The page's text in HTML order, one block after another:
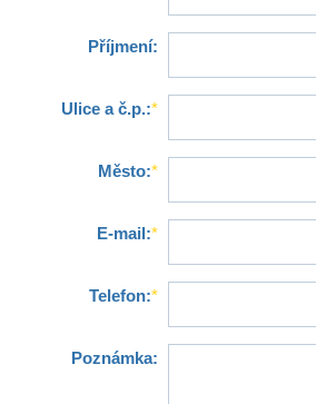
Příjmení:
Ulice a č.p.:*
Město:*
E-mail:*
Telefon:*
Poznámka: